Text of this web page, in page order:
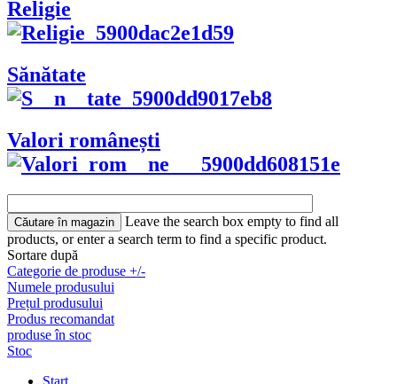
Religie
Sănătate
Valori românești
Leave the search box empty to find all
products, or enter a search term to find a specific product.
Sortare după
Categorie de produse +/-
Numele produsului
Prețul produsului
Produs recomandat
produse în stoc
Stoc